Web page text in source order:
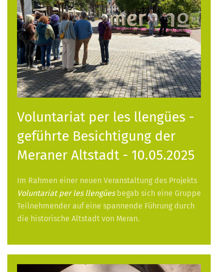
Voluntariat per les llengües -
geführte Besichtigung der
Meraner Altstadt - 10.05.2025
Im Rahmen einer neuen Veranstaltung des Projekts
Voluntariat per les llengüesbegab sich eine Gruppe
Teilnehmender auf eine spannende Führung durch
die historische Altstadt von Meran.